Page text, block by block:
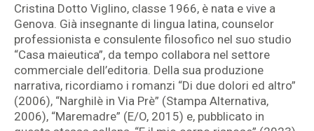
Cristina Dotto Viglino, classe 1966, è nata e vive a
Genova. Già insegnante di lingua latina, counselor
professionista e consulente filosofico nel suo studio
“Casa maieutica”, da tempo collabora nel settore
commerciale dell’editoria. Della sua produzione
narrativa, ricordiamo i romanzi “Di due dolori ed altro”
(2006), “Narghilè in Via Prè” (Stampa Alternativa,
2006), “Maremadre” (E/O, 2015) e, pubblicato in